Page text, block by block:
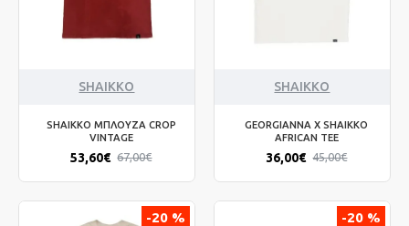
SHAIKKO
SHAIKKO ΜΠΛΟΥΖΑ CROP
VINTAGE
53,60€ 67,00€
SHAIKKO
GEORGIANNA X SHAIKKO
AFRICAN TEE
36,00€ 45,00€
-20 % -20 %